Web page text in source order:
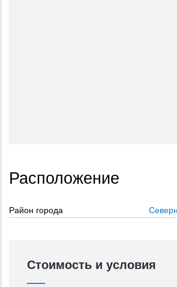
Расположение
Район города
Стоимость и условия